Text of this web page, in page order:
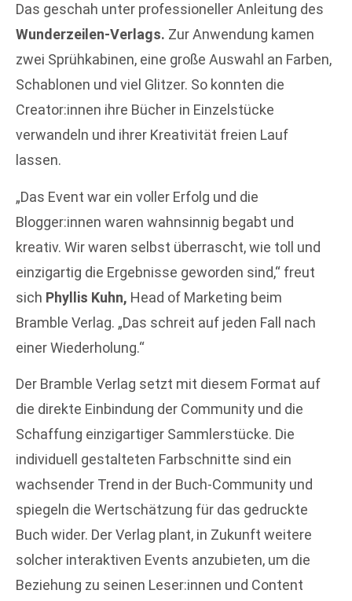
Das geschah unter professioneller Anleitung des
Wunderzeilen-Verlags. Zur Anwendung kamen
zwei Sprühkabinen, eine große Auswahl an Farben,
Schablonen und viel Glitzer. So konnten die
Creator:innen ihre Bücher in Einzelstücke
verwandeln und ihrer Kreativität freien Lauf
lassen.
„Das Event war ein voller Erfolg und die
Blogger:innen waren wahnsinnig begabt und
kreativ. Wir waren selbst überrascht, wie toll und
einzigartig die Ergebnisse geworden sind,“ freut
sich Phyllis Kuhn, Head of Marketing beim
Bramble Verlag. „Das schreit auf jeden Fall nach
einer Wiederholung.“
Der Bramble Verlag setzt mit diesem Format auf
die direkte Einbindung der Community und die
Schaffung einzigartiger Sammlerstücke. Die
individuell gestalteten Farbschnitte sind ein
wachsender Trend in der Buch-Community und
spiegeln die Wertschätzung für das gedruckte
Buch wider. Der Verlag plant, in Zukunft weitere
solcher interaktiven Events anzubieten, um die
Beziehung zu seinen Leser:innen und Content